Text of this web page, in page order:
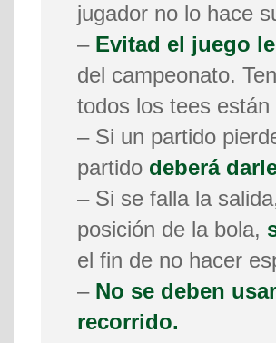
jugador no lo hace
– Evitad el juego
del campeonato.
todos los tees
– Si un partido
partido deberá
– Si se falla la
posición de la bola,
el fin de no hacer
– No se deben
recorrido.